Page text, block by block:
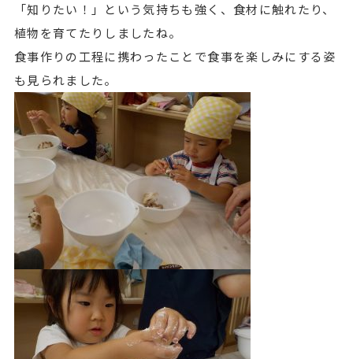
「知りたい！」という気持ちも強く、食材に触れたり、
植物を育てたりしましたね。
食事作りの工程に携わったことで食事を楽しみにする姿
も見られました。